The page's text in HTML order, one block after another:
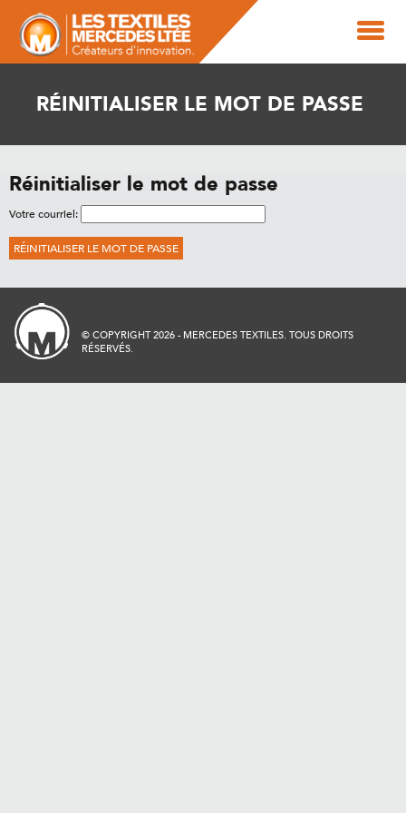
RÉINITIALISER LE MOT DE PASSE
Réinitialiser le mot de passe
Votre courriel:
RÉINITIALISER LE MOT DE PASSE
© COPYRIGHT 2026 - MERCEDES TEXTILES. TOUS DROITS
RÉSERVÉS.